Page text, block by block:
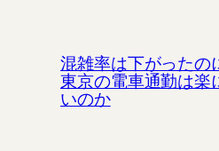
混雑率は下がったの
東京の電車通勤は楽
いのか